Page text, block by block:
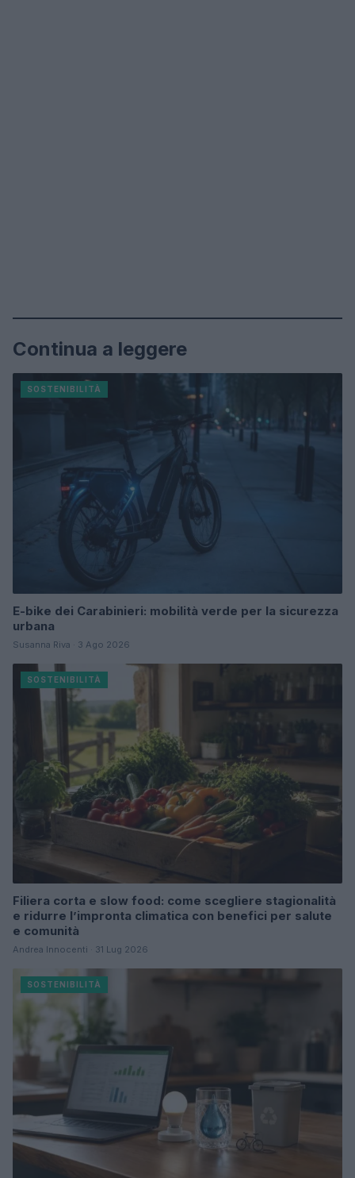
Continua a leggere
SOSTENIBILITÀ
E-bike dei Carabinieri: mobilità verde per la sicurezza
urbana
Susanna Riva · 3 Ago 2026
SOSTENIBILITÀ
Filiera corta e slow food: come scegliere stagionalità
e ridurre l’impronta climatica con benefici per salute
e comunità
Andrea Innocenti · 31 Lug 2026
SOSTENIBILITÀ